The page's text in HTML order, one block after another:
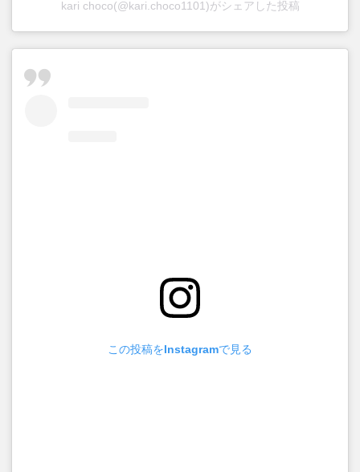
kari choco(@kari.choco1101)がシェアした投稿
この投稿をInstagramで見る